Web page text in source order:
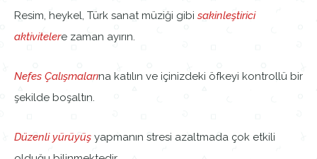
Resim, heykel, Türk sanat müziği gibisakinleştirici
aktivitelere zaman ayırın.
Nefes Çalışmalarına katılın ve içinizdeki öfkeyi kontrollü bir
şekilde boşaltın.
Düzenli yürüyüş yapmanın stresi azaltmada çok etkili